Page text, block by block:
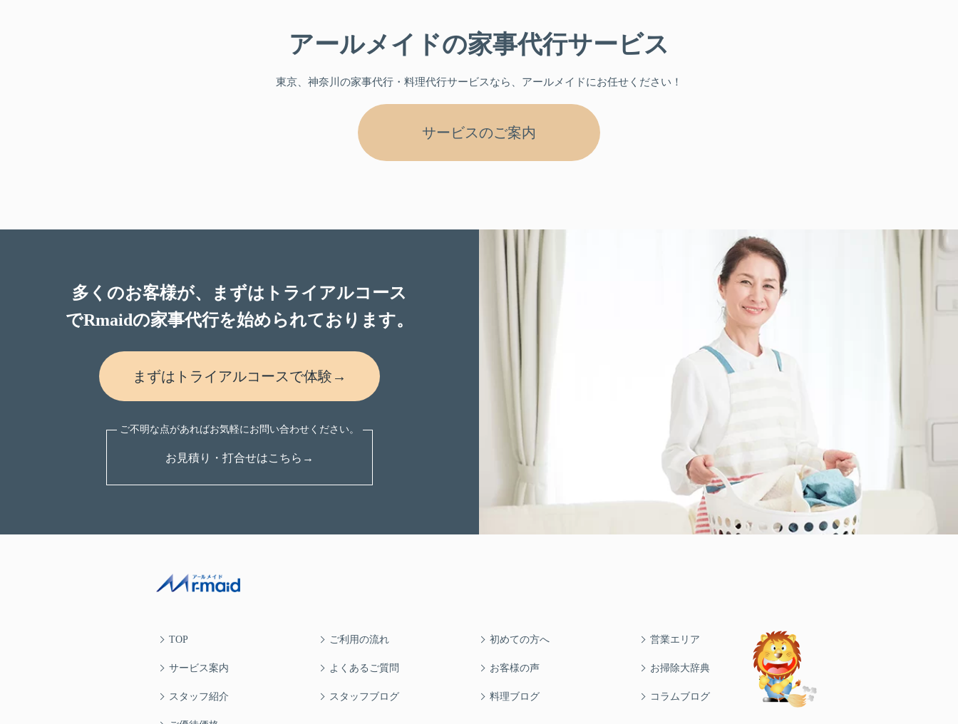
アールメイドの家事代行サービス
東京、神奈川 の家事代行・料理代行サービスなら、アールメイドにお任せください！
サービスのご案内
多くのお客様が、まずはトライアルコース
でRmaidの家事代行を始められております。
まずはトライアルコースで体験→
お見積り・打合せはこちら→
TOP ご利用の流れ 初めての方へ 営業エリア
サービス案内 よくあるご質問 お客様の声 お掃除大辞典
スタッフ紹介 スタッフブログ 料理ブログ コラムブログ